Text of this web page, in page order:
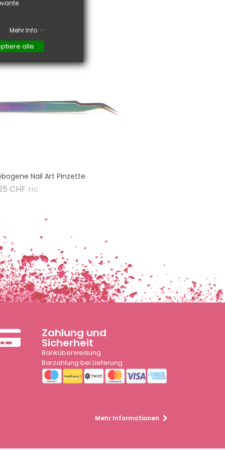
Nail Art Pinzette
CHF Preis
TTC
Zahlung und
Sicherheit
Banküberweisung
Barzahlung bei Lieferung
Mehr Informationen
Mehr Info
alle